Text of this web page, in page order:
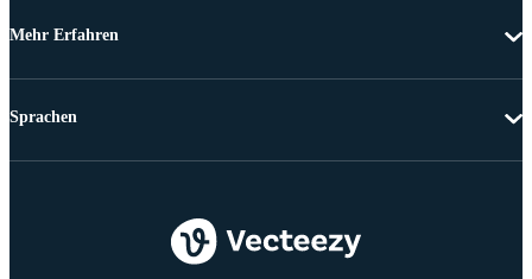
Mehr Erfahren
Sprachen